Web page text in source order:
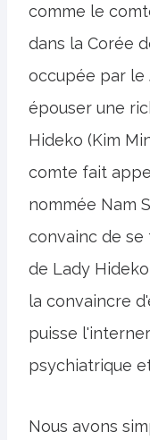
comme le
dans la Corée
occupée par le
épouser une
Hideko (Kim
comte fait
nommée Nam
convainc de se
de Lady
la convaincre
puisse
psychiatrique
Nous avons